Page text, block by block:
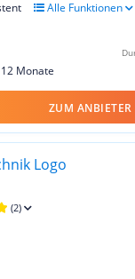
Alle Funktionen
Monate
ZUM ANBIETER
(2)